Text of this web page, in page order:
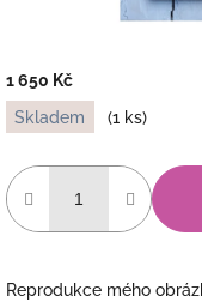
1 650 Kč
Měrná
cena:
Skladem (1 ks)
Reprodukce mého